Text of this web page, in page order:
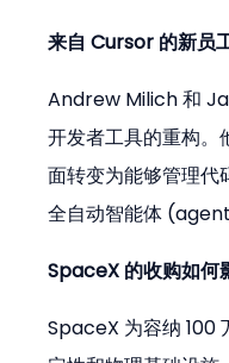
来自 Cursor 的新员
Andrew Milich 和
开发者工具的重构
面转变为能够管理代
全自动智能体
SpaceX 的收购如何
SpaceX 为容纳 100